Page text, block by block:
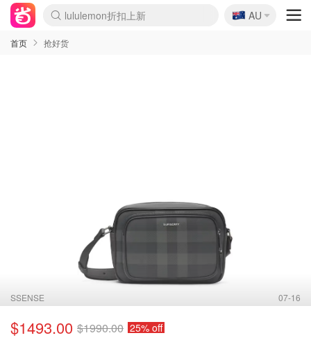
lululemon折扣上新
Sasa美妆护肤3.5折
SSENSE年中2.5折
FreshBeauty好价汇总
Cettire降价+叠9折
WWS Coles超市实拍
viagogo二手票捡漏
Myer折扣汇总
The Outnet奢牌1折起
David Jones 3折起
Flannels大牌1折
Perfumes Club护肤1折
AMIRO面罩$251
Amazon折扣汇总
Amazon数码好物
ThedoubleF高奢地板价
Moose Knuckles 6折
EUFY摄像头$98
Selenichast首饰2折
悉尼-墨尔本机票$29
Amazon家居好物
Amazon美妆护肤
雅漾大喷$8
过敏原检测盒$33
科颜氏高保湿面霜$29
SEALIFE海洋馆门票6折
丝塔芙大白罐$16
订阅Newsletter送香薰
Harrods圣诞日历$525
LN-CC奢牌私促
d'Alba空姐喷雾$16
EVE LOM套装£56
Bernardelli独家4折
Adore Beauty 6折起
Mytheresa奢品2.7折
Currentbody美容仪$881
MOON Garden Live
CR洗护套装$23
GANNI官网4.5折
Stylevana韩妆4折
Tessabit高奢8.5折
OGX洗发水$11
Amazon阿德莱德次日达
卡诗8.5折+赠礼
Philips Hue灯具8折
La Mer送8件礼值$529
始祖鸟 石头岛 8折
雅诗兰黛7.5折+赠礼
祖玛珑赠5件礼
惊❗️修丽可赠42ml精华
Loewe/BBR高奢8折
黑五价❗阿玛尼全场8折
Crocs洞洞鞋$36
A王情侣卫衣推荐
三星4K智能电视$664
倩碧7.5折+赠$110礼
Bobbi Brown 8折+赠礼
M.A.C 7.5折+赠彩妆套装
🇦🇺
AU
首页 抢好货
SSENSE 07-16
$1493.00 $1990.00 25% off